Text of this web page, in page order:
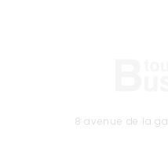
8 avenue de la